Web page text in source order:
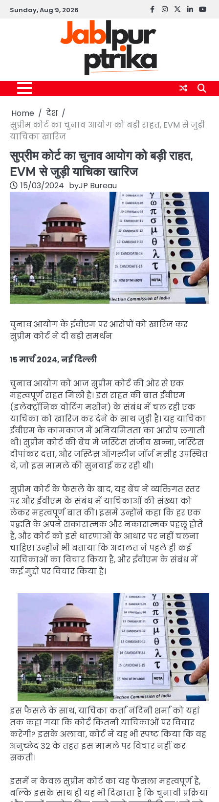
SkipSunday, Aug 9, 2026 Facebook
instagram
twitterlinkedin
Home
देश
सुप्रीम कोर्ट का चुनाव आयोग को बड़ी राहत, EVM से जुड़ी
याचिका खारिज
सुप्रीम कोर्ट का चुनाव आयोग को बड़ी राहत,
EVM से जुड़ी याचिका खारिज
15/03/2024 byJP Bureau
चुनाव आयोग के ईवीएम पर आरोपों को खारिज कर
सुप्रीम कोर्ट ने दी बड़ी समर्थन
15 मार्च 2024, नई दिल्ली
चुनाव आयोग को आज सुप्रीम कोर्ट की ओर से एक
महत्वपूर्ण राहत मिली है। इस राहत की बात ईवीएम
(इलेक्ट्रॉनिक वोटिंग मशीन) के संबंध में चल रही एक
याचिका को खारिज कर देने के साथ जुड़ी है। यह याचिका
ईवीएम के कामकाज में अनियमितता का आरोप लगाती
थी। सुप्रीम कोर्ट की बेंच में जस्टिस संजीव खन्ना, जस्टिस
दीपांकर दत्ता, और जस्टिस ऑगस्टीन जॉर्ज मसीह उपस्थित
थे, जो इस मामले की सुनवाई कर रही थी।
सुप्रीम कोर्ट के फैसले के बाद, यह बेंच ने व्यक्तिगत स्तर
पर और ईवीएम के संबंध में याचिकाओं की संख्या को
लेकर महत्वपूर्ण बात की। इसमें उन्होंने कहा कि हर एक
पद्धति के अपने सकारात्मक और नकारात्मक पहलू होते
हैं, और कोर्ट को इसे धारणाओं के आधार पर नहीं चलना
चाहिए। उन्होंने भी बताया कि अदालत ने पहले ही कई
याचिकाओं का विचार किया है, और ईवीएम के संबंध में
कई मुद्दों पर विचार किया है।
इस फैसले के साथ, याचिका कर्ता नंदिनी शर्मा को यहां
तक कहा गया कि कोर्ट कितनी याचिकाओं पर विचार
करेगी? इसके अलावा, कोर्ट ने यह भी स्पष्ट किया कि वह
अनुच्छेद 32 के तहत इस मामले पर विचार नहीं कर
सकती।
इसमें न केवल सुप्रीम कोर्ट का यह फैसला महत्वपूर्ण है,
बल्कि इसके साथ ही यह भी दिखाता है कि चुनावी प्रक्रिया